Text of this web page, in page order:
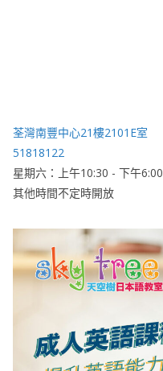
荃灣南豐中心21樓2101E室
51818122
星期六：上午10:30 - 下午6:00
其他時間不定時開放